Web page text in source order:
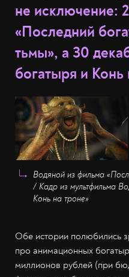
не исключение:
«Последний
тьмы», а 30
богатыря и Конь
Водяной из фильма
/ Кадр из мультфильма
Конь на троне»
Обе истории полюбились
про анимационных
миллионов рублей (при